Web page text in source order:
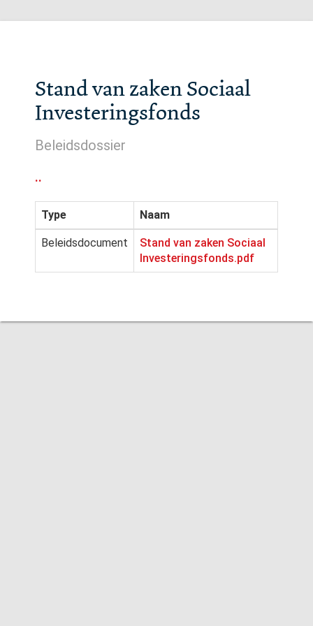
Stand van zaken Sociaal
Investeringsfonds
Beleidsdossier
..
Type Naam
Beleidsdocument
Stand van zaken Sociaal
Investeringsfonds.pdf